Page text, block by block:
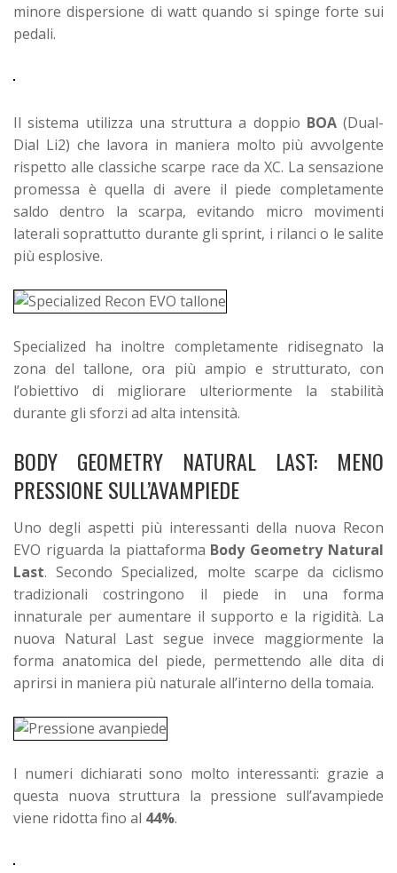
minore dispersione di watt quando si spinge forte sui
pedali.
Il sistema utilizza una struttura a doppio BOA(Dual-
Dial Li2) che lavora in maniera molto più avvolgente
rispetto alle classiche scarpe race da XC. La sensazione
promessa è quella di avere il piede completamente
saldo dentro la scarpa, evitando micro movimenti
laterali soprattutto durante gli sprint, i rilanci o le salite
più esplosive.
Specialized ha inoltre completamente ridisegnato la
zona del tallone, ora più ampio e strutturato, con
l’obiettivo di migliorare ulteriormente la stabilità
durante gli sforzi ad alta intensità.
BODY GEOMETRY NATURAL LAST: MENO
PRESSIONE SULL’AVAMPIEDE
Uno degli aspetti più interessanti della nuova Recon
EVO riguarda la piattaforma Body Geometry Natural
Last.Secondo Specialized, molte scarpe da ciclismo
tradizionali costringono il piede in una forma
innaturale per aumentare il supporto e la rigidità. La
nuova Natural Last segue invece maggiormente la
forma anatomica del piede, permettendo alle dita di
aprirsi in maniera più naturale all’interno della tomaia.
I numeri dichiarati sono molto interessanti: grazie a
questa nuova struttura la pressione sull’avampiede
viene ridotta fino al 44%.